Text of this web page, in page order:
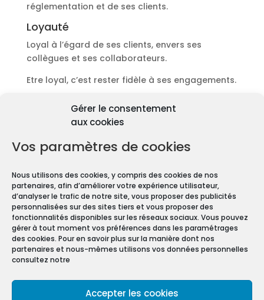
Gérer le consentement
aux cookies
Vos paramètres de cookies
Nous utilisons des cookies, y compris des cookies de nos
partenaires, afin d’améliorer votre expérience utilisateur,
d’analyser le trafic de notre site, vous proposer des publicités
personnalisées sur des sites tiers et vous proposer des
fonctionnalités disponibles sur les réseaux sociaux. Vous pouvez
gérer à tout moment vos préférences dans les paramétrages
des cookies. Pour en savoir plus sur la manière dont nos
partenaires et nous-mêmes utilisons vos données personnelles
consultez notre
Accepter les cookies
réglementation et de ses clients.
Loyauté
Loyal à l’égard de ses clients, envers ses
collègues et ses collaborateurs.
Etre loyal, c’est rester fidèle à ses engagements.
Découvrir les diagnostics
Pourquoi les diagnostics
immobiliers sont
obligatoires ?
Carrez, les diagnostics immobiliers sont devenus
obligatoires pour toute transaction immobilière.
En effet, que vous vendiez ou louiez une maison
ou un appartement, vous devez constituer un
Dossier de Diagnostic Technique (DDT).
Mentions légales